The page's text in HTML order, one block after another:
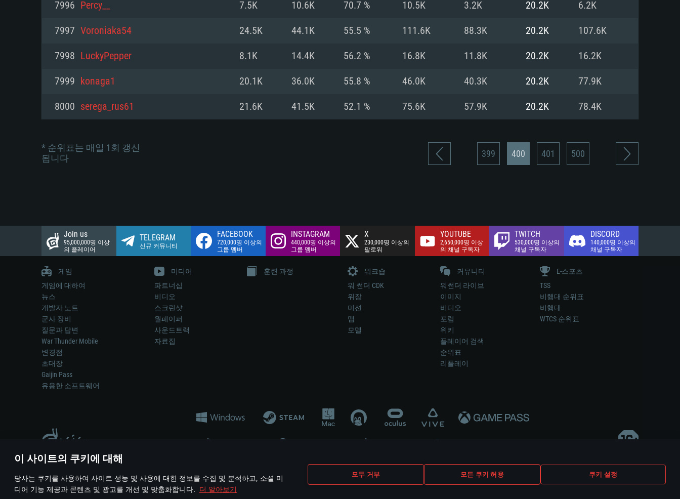
이 사이트의 쿠키에 대해
당사는 쿠키를 사용하여 사이트 성능 및 사용에 대한 정보를 수집 및 분석하고, 소셜 미
디어 기능 제공과 콘텐츠 및 광고를 개선 및 맞춤화합니다. 더 알아보기
모두 거부 모든 쿠키 허용 쿠키 설정
해상도: 720p
네트워크: 브로드밴드 인터넷
여유 저장 공간: 22.1 GB (최소 클라이언트)
(Mac), 혹은 이와 비슷한 성능을 가지는 Mac 버전
의 AMD/Nvidia. 최소 해상도: 720p
네트워크: 브로드밴드 인터넷
여유 저장 공간: 22.1 GB (최소 클라이언트)
상
네트워크: 브로드밴드 인터넷
여유 저장 공간: 62.2 GB (전체 클라이언트)
와 동급의 성능을 가지며 최신 그래픽 드라이버를
지원하는 AMD (6개월 미만; 최소사양 지원 해상도
와 동급의 성능을 가지며 최신 그래픽 드라이버를
지원하는 AMD RX 570 (6개월 미만; 최소사양 지원
7996 Percy__ 7.5K 10.6K 70.7 % 10.5K 3.2K 20.2K 6.2K
7997 Voroniaka54 24.5K 44.1K 55.5 % 111.6K 88.3K 20.2K 107.6K
7998 LuckyPepper 8.1K 14.4K 56.2 % 16.8K 11.8K 20.2K 16.2K
7999 konaga1 20.1K 36.0K 55.8 % 46.0K 40.3K 20.2K 77.9K
8000 serega_rus61 21.6K 41.5K 52.1 % 75.6K 57.9K 20.2K 78.4K
* 순위표는 매일 1회 갱신
됩니다
399 400 401 500
Join us
95,000,000명 이상
의 플레이어
TELEGRAM
신규 커뮤니티
FACEBOOK
720,000명 이상의
그룹 멤버
INSTAGRAM
440,000명 이상의
그룹 멤버
X
230,000명 이상의
팔로워
YOUTUBE
2,650,000명 이상
의 채널 구독자
TWITCH
530,000명 이상의
채널 구독자
DISCORD
140,000명 이상의
채널 구독자
게임
게임에 대하여
뉴스
개발자 노트
군사 장비
질문과 답변
War Thunder Mobile
변경점
초대장
Gaijin Pass
유용한 소프트웨어
미디어
파트너십
비디오
스크린샷
월페이퍼
사운드트랙
자료집
훈련 과정
워크숍
워 썬더 CDK
위장
미션
맵
모델
커뮤니티
워썬더 라이브
이미지
비디오
포럼
위키
플레이어 검색
순위표
리플레이
E-스포츠
TSS
비행대 순위표
비행대
WTCS 순위표
게임 에서 어떠한 현실의 무기나 차량을 묘사하는 것은 무기 개발 업체나 장비 제조 업체가 게임 개발 후원 또는 홍보에 참여하지 않습니다..
© 2011—2026 Gaijin Games Kft. All trademarks, logos and brand names are the property of their respective owners.
이용 약관 이용 약관